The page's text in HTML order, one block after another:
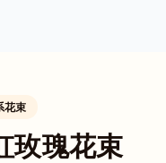
花束
玫瑰花束